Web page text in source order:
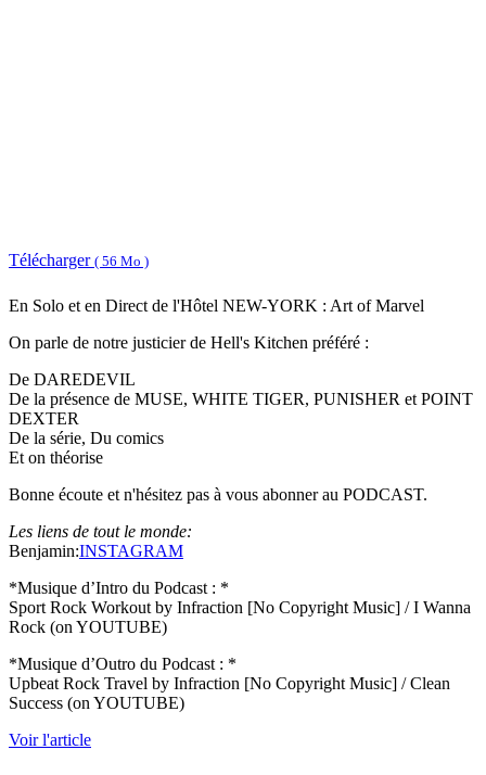
Télécharger ( 56 Mo )
En Solo et en Direct de l'Hôtel NEW-YORK : Art of Marvel
On parle de notre justicier de Hell's Kitchen préféré :
De DAREDEVIL
De la présence de MUSE, WHITE TIGER, PUNISHER et POINT
DEXTER
De la série, Du comics
Et on théorise
Bonne écoute et n'hésitez pas à vous abonner au PODCAST.
Les liens de tout le monde:
Benjamin:INSTAGRAM
*Musique d’Intro du Podcast : *
Sport Rock Workout by Infraction [No Copyright Music] / I Wanna
Rock (on YOUTUBE)
*Musique d’Outro du Podcast : *
Upbeat Rock Travel by Infraction [No Copyright Music] / Clean
Success (on YOUTUBE)
Voir l'article